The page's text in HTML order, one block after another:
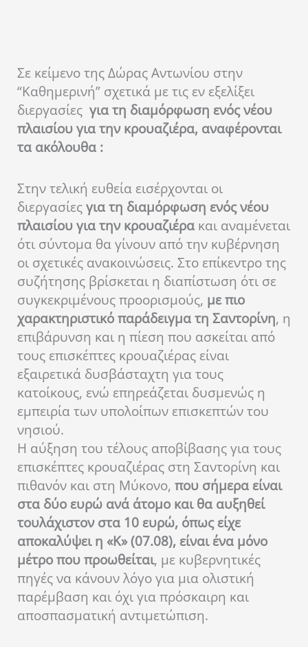
Σε κείμενο της Δώρας Αντωνίου στην
“Καθημερινή” σχετικά με τις εν εξελίξει
διεργασίες για τη διαμόρφωση ενός νέου
πλαισίου για την κρουαζιέρα, αναφέρονται
τα ακόλουθα :
Στην τελική ευθεία εισέρχονται οι
διεργασίεςγια τη διαμόρφωση ενός νέου
πλαισίου για την κρουαζιέρα και αναμένεται
ότι σύντομα θα γίνουν από την κυβέρνηση
οι σχετικές ανακοινώσεις. Στο επίκεντρο της
συζήτησης βρίσκεται η διαπίστωση ότι σε
συγκεκριμένους προορισμούς, με πιο
χαρακτηριστικό παράδειγμα τη Σαντορίνη, η
επιβάρυνση και η πίεση που ασκείται από
τους επισκέπτες κρουαζιέρας είναι
εξαιρετικά δυσβάσταχτη για τους
κατοίκους, ενώ επηρεάζεται δυσμενώς η
εμπειρία των υπολοίπων επισκεπτών του
νησιού.
Η αύξηση του τέλους αποβίβασης για τους
επισκέπτες κρουαζιέρας στη Σαντορίνη και
πιθανόν και στη Μύκονο, που σήμερα είναι
στα δύο ευρώ ανά άτομο και θα αυξηθεί
τουλάχιστον στα 10 ευρώ, όπως είχε
αποκαλύψει η «Κ» (07.08), είναι ένα μόνο
μέτρο που προωθείται, με κυβερνητικές
πηγές να κάνουν λόγο για μια ολιστική
παρέμβαση και όχι για πρόσκαιρη και
αποσπασματική αντιμετώπιση.